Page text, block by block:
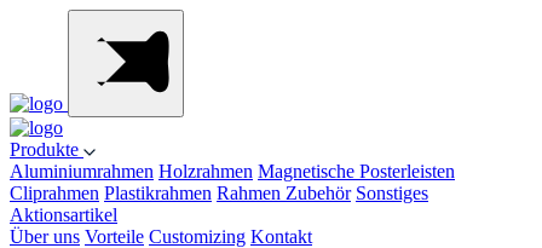
Produkte
Aluminiumrahmen Holzrahmen Magnetische Posterleisten
Cliprahmen Plastikrahmen Rahmen Zubehör Sonstiges
Aktionsartikel
Über uns Vorteile Customizing Kontakt